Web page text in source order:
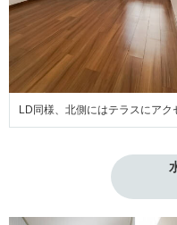
LD同様、北側にはテラスにアク